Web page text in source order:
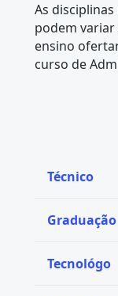
As
podem
ensino
curso de
Técnico
Graduação
Tecnológo